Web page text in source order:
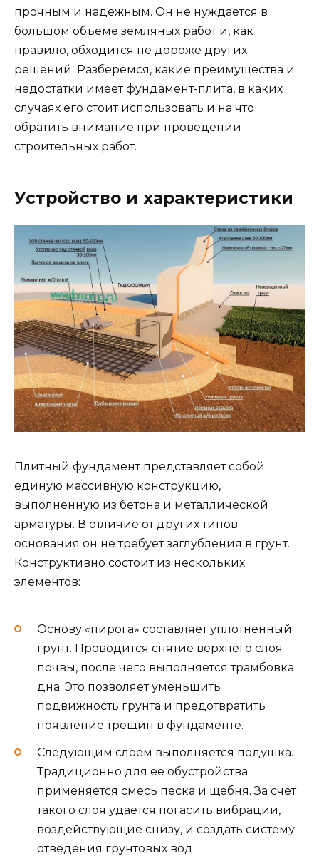
прочным и надежным. Он не нуждается в
большом объеме земляных работ и, как
правило, обходится не дороже других
решений. Разберемся, какие преимущества и
недостатки имеет фундамент-плита, в каких
случаях его стоит использовать и на что
обратить внимание при проведении
строительных работ.
Устройство и характеристики
Плитный фундамент представляет собой
единую массивную конструкцию,
выполненную из бетона и металлической
арматуры. В отличие от других типов
основания он не требует заглубления в грунт.
Конструктивно состоит из нескольких
элементов:
Основу «пирога» составляет уплотненный
грунт. Проводится снятие верхнего слоя
почвы, после чего выполняется трамбовка
дна. Это позволяет уменьшить
подвижность грунта и предотвратить
появление трещин в фундаменте.
Следующим слоем выполняется подушка.
Традиционно для ее обустройства
применяется смесь песка и щебня. За счет
такого слоя удается погасить вибрации,
воздействующие снизу, и создать систему
отведения грунтовых вод.